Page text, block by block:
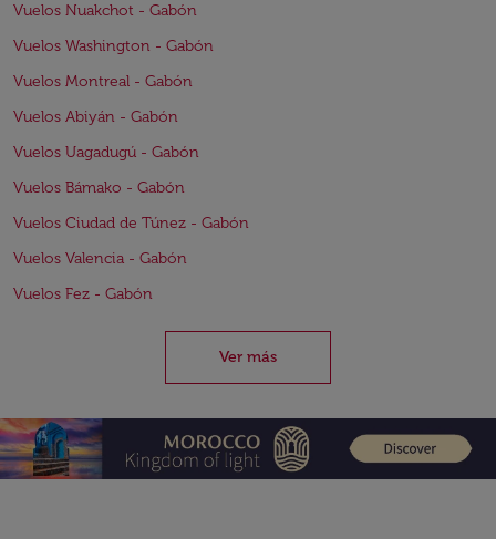
Vuelos Nuakchot - Gabón
Vuelos Washington - Gabón
Vuelos Montreal - Gabón
Vuelos Abiyán - Gabón
Vuelos Uagadugú - Gabón
Vuelos Bámako - Gabón
Vuelos Ciudad de Túnez - Gabón
Vuelos Valencia - Gabón
Vuelos Fez - Gabón
Ver más